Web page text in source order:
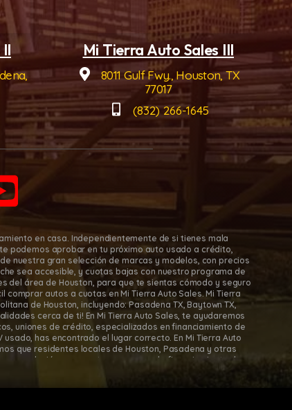
Mi Tierra Auto Sales III
8011 Gulf Fwy., Houston, TX
77017
(832) 266-1645
en casa. Independientemente de si tienes mala
podemos aprobar en tu próximo auto usado a crédito,
nuestra gran selección de marcas y modelos, con precios
sea accesible, y cuotas bajas con nuestro programa de
del área de Houston, para que te sientas cómodo y seguro
autos a cuotas en Mi Tierra Auto Sales. Mi Tierra
de Houston, incluyendo: Pasadena TX, Baytown TX,
cerca de ti! En Mi Tierra Auto Sales, te ayudaremos
uniones de crédito, especializados en financiamiento de
has encontrado el lugar correcto. En Mi Tierra Auto
que residentes locales de Houston, Pasadena y otras
solución con nuestro programa de financiamiento de